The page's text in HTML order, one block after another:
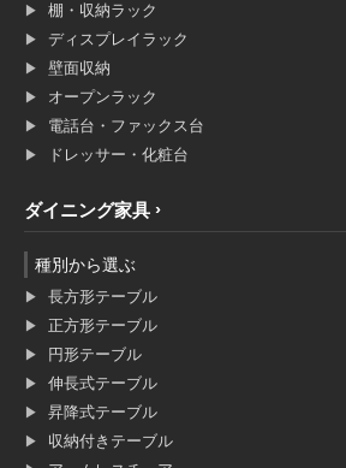
棚・収納ラック
ディスプレイラック
壁面収納
オープンラック
電話台・ファックス台
ドレッサー・化粧台
ダイニング家具
種別から選ぶ
長方形テーブル
正方形テーブル
円形テーブル
伸長式テーブル
昇降式テーブル
収納付きテーブル